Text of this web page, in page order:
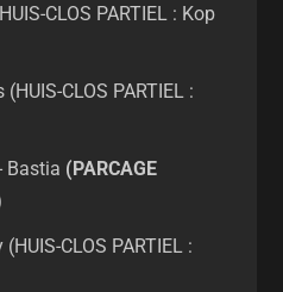
CLOS PARTIEL : Kop
CLOS PARTIEL :
Bastia (PARCAGE
CLOS PARTIEL :